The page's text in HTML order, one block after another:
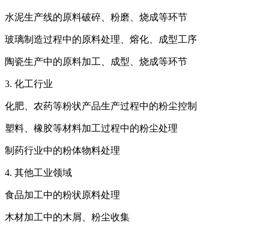
水泥生产线的原料破碎、粉磨、烧成等环节
玻璃制造过程中的原料处理、熔化、成型工序
陶瓷生产中的原料加工、成型、烧成等环节
3. 化工行业
化肥、农药等粉状产品生产过程中的粉尘控制
塑料、橡胶等材料加工过程中的粉尘处理
制药行业中的粉体物料处理
4. 其他工业领域
食品加工中的粉状原料处理
木材加工中的木屑、粉尘收集